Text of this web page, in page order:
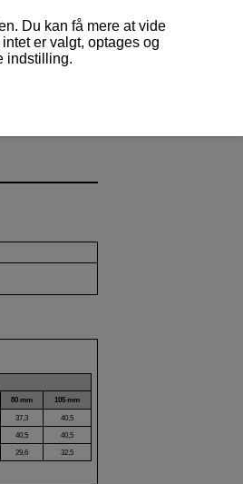
80 mm
105 mm
37,3
40,5
40,5
40,5
29,6 32,5
Du kan få mere at vide
intet er valgt, optages og
indstilling.